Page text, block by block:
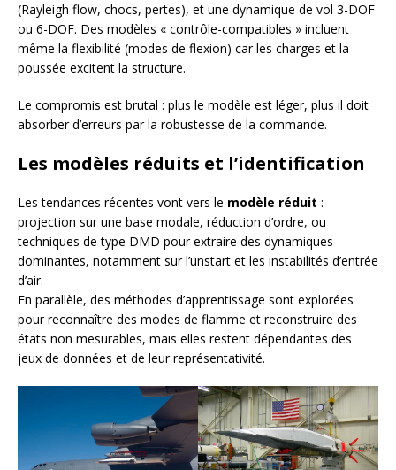
(Rayleigh flow, chocs, pertes), et une dynamique de vol 3-DOF
ou 6-DOF. Des modèles « contrôle-compatibles » incluent
même la flexibilité (modes de flexion) car les charges et la
poussée excitent la structure.
Le compromis est brutal : plus le modèle est léger, plus il doit
absorber d’erreurs par la robustesse de la commande.
Les modèles réduits et l’identification
Les tendances récentes vont vers le modèle réduit :
projection sur une base modale, réduction d’ordre, ou
techniques de type DMD pour extraire des dynamiques
dominantes, notamment sur l’unstart et les instabilités d’entrée
d’air.
En parallèle, des méthodes d’apprentissage sont explorées
pour reconnaître des modes de flamme et reconstruire des
états non mesurables, mais elles restent dépendantes des
jeux de données et de leur représentativité.